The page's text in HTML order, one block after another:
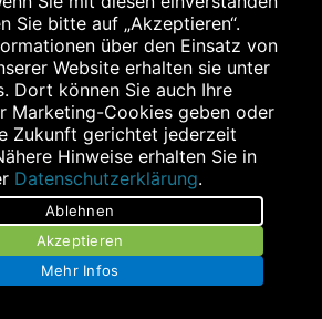
04121 5797173
- APOTHEKE AM KOPPELDAMM
Koppeldamm 27b
25335 Elmshorn
04121 5780253
Sie bitte auf „Akzeptieren“.
über den Einsatz von
Website erhalten sie unter
Dort können Sie auch Ihre
Marketing-Cookies geben oder
Zukunft gerichtet jederzeit
Hinweise erhalten Sie in
Datenschutzerklärung.
Ablehnen
Akzeptieren
Mehr Infos